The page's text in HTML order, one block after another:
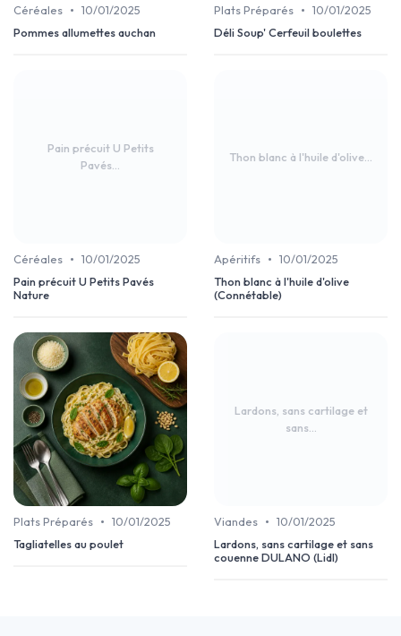
Céréales • 10/01/2025
Pommes allumettes auchan
Plats Préparés • 10/01/2025
Déli Soup' Cerfeuil boulettes
Pain précuit U Petits
Pavés...
Céréales • 10/01/2025
Pain précuit U Petits Pavés
Nature
Thon blanc à l'huile d'olive...
Apéritifs • 10/01/2025
Thon blanc à l'huile d'olive
(Connétable)
Plats Préparés • 10/01/2025
Tagliatelles au poulet
Lardons, sans cartilage et
sans...
Viandes • 10/01/2025
Lardons, sans cartilage et sans
couenne DULANO (Lidl)